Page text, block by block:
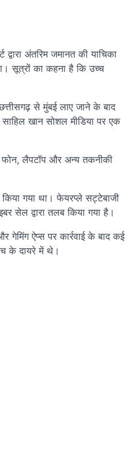
अंतरिम जमानत की याचिका
सूत्रों का कहना है कि उच्च
से मुंबई लाए जाने के बाद
खान सोशल मीडिया पर एक
लैपटॉप और अन्य तकनीकी
गया था। फेयरप्ले सट्टेबाजी
सेल द्वारा तलब किया गया है।
गेमिंग ऐप्स पर कार्रवाई के बाद कई
के दायरे में थे।